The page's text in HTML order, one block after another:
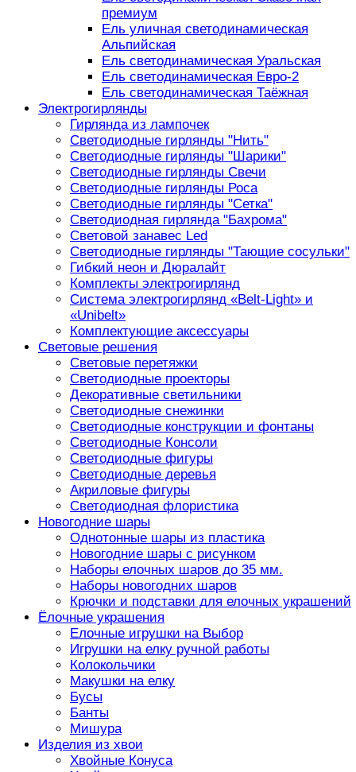
премиум
Ель уличная светодинамическая
Альпийская
Ель светодинамическая Уральская
Ель светодинамическая Евро-2
Ель светодинамическая Таёжная
Электрогирлянды
Гирлянда из лампочек
Светодиодные гирлянды "Нить"
Светодиодные гирлянды "Шарики"
Светодиодные гирлянды Свечи
Светодиодные гирлянды Роса
Светодиодные гирлянды "Сетка"
Светодиодная гирлянда "Бахрома"
Световой занавес Led
Светодиодные гирлянды "Тающие сосульки"
Гибкий неон и Дюралайт
Комплекты электрогирлянд
Система электрогирлянд «Belt-Light» и
«Unibelt»
Комплектующие аксессуары
Световые решения
Световые перетяжки
Светодиодные проекторы
Декоративные светильники
Светодиодные снежинки
Светодиодные конструкции и фонтаны
Светодиодные Консоли
Светодиодные фигуры
Светодиодные деревья
Акриловые фигуры
Светодиодная флористика
Новогодние шары
Однотонные шары из пластика
Новогодние шары с рисунком
Наборы елочных шаров до 35 мм.
Наборы новогодних шаров
Крючки и подставки для елочных украшений
Ёлочные украшения
Елочные игрушки на Выбор
Игрушки на елку ручной работы
Колокольчики
Макушки на елку
Бусы
Банты
Мишура
Изделия из хвои
Хвойные Конуса